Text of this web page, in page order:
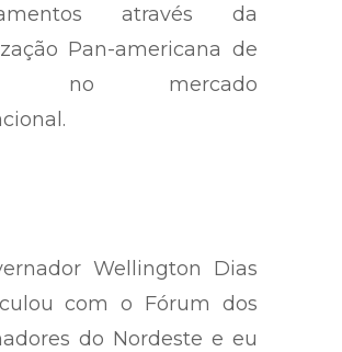
através da
Pan-americana de
no mercado
Wellington Dias
com o Fórum dos
do Nordeste e eu